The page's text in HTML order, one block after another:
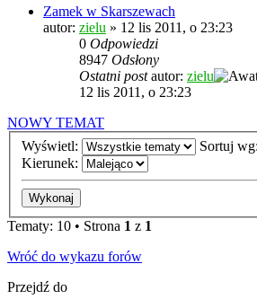
Zamek w Skarszewach
autor: zielu » 12 lis 2011, o 23:23
0 Odpowiedzi
8947 Odsłony
Ostatni postautor: zielu
12 lis 2011, o 23:23
NOWY TEMAT
Wyświetl:
Sortuj wg:
Kierunek:
Tematy: 10 • Strona 1 z 1
Wróć do wykazu forów
Przejdź do